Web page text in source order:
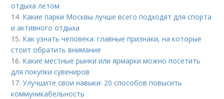
отдыха летом
14. Какие парки Москвы лучше всего подходят для спорта
и активного отдыха
15. Как узнать человека: главные признаки, на которые
стоит обратить внимание
16. Какие местные рынки или ярмарки можно посетить
для покупки сувениров
17.Улучшите свои навыки: 20 способов повысить
коммуникабельность